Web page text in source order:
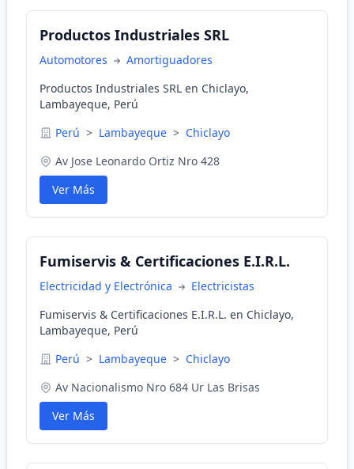
Productos Industriales SRL
Automotores
Amortiguadores
Productos Industriales SRL en Chiclayo,
Lambayeque, Perú
Perú > Lambayeque > Chiclayo
Av Jose Leonardo Ortiz Nro 428
Ver Más
Fumiservis & Certificaciones E.I.R.L.
Electricidad y Electrónica
Electricistas
Fumiservis & Certificaciones E.I.R.L. en Chiclayo,
Lambayeque, Perú
Perú > Lambayeque > Chiclayo
Av Nacionalismo Nro 684 Ur Las Brisas
Ver Más